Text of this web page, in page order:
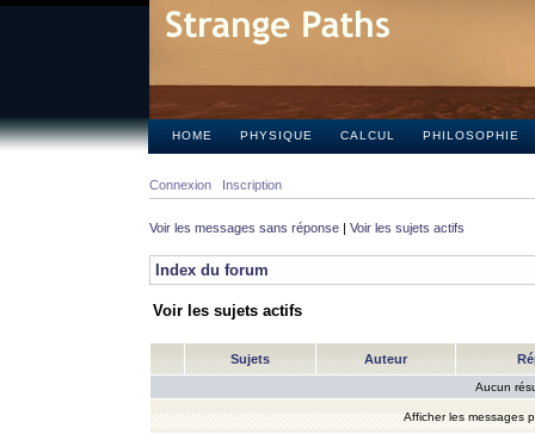
HOME PHYSIQUE CALCUL PHILOSOPHIE
Connexion Inscription
Voir les messages sans réponse | Voir les sujets actifs
Index du forum
Voir les sujets actifs
Sujets Auteur
Aucun
Afficher les messages